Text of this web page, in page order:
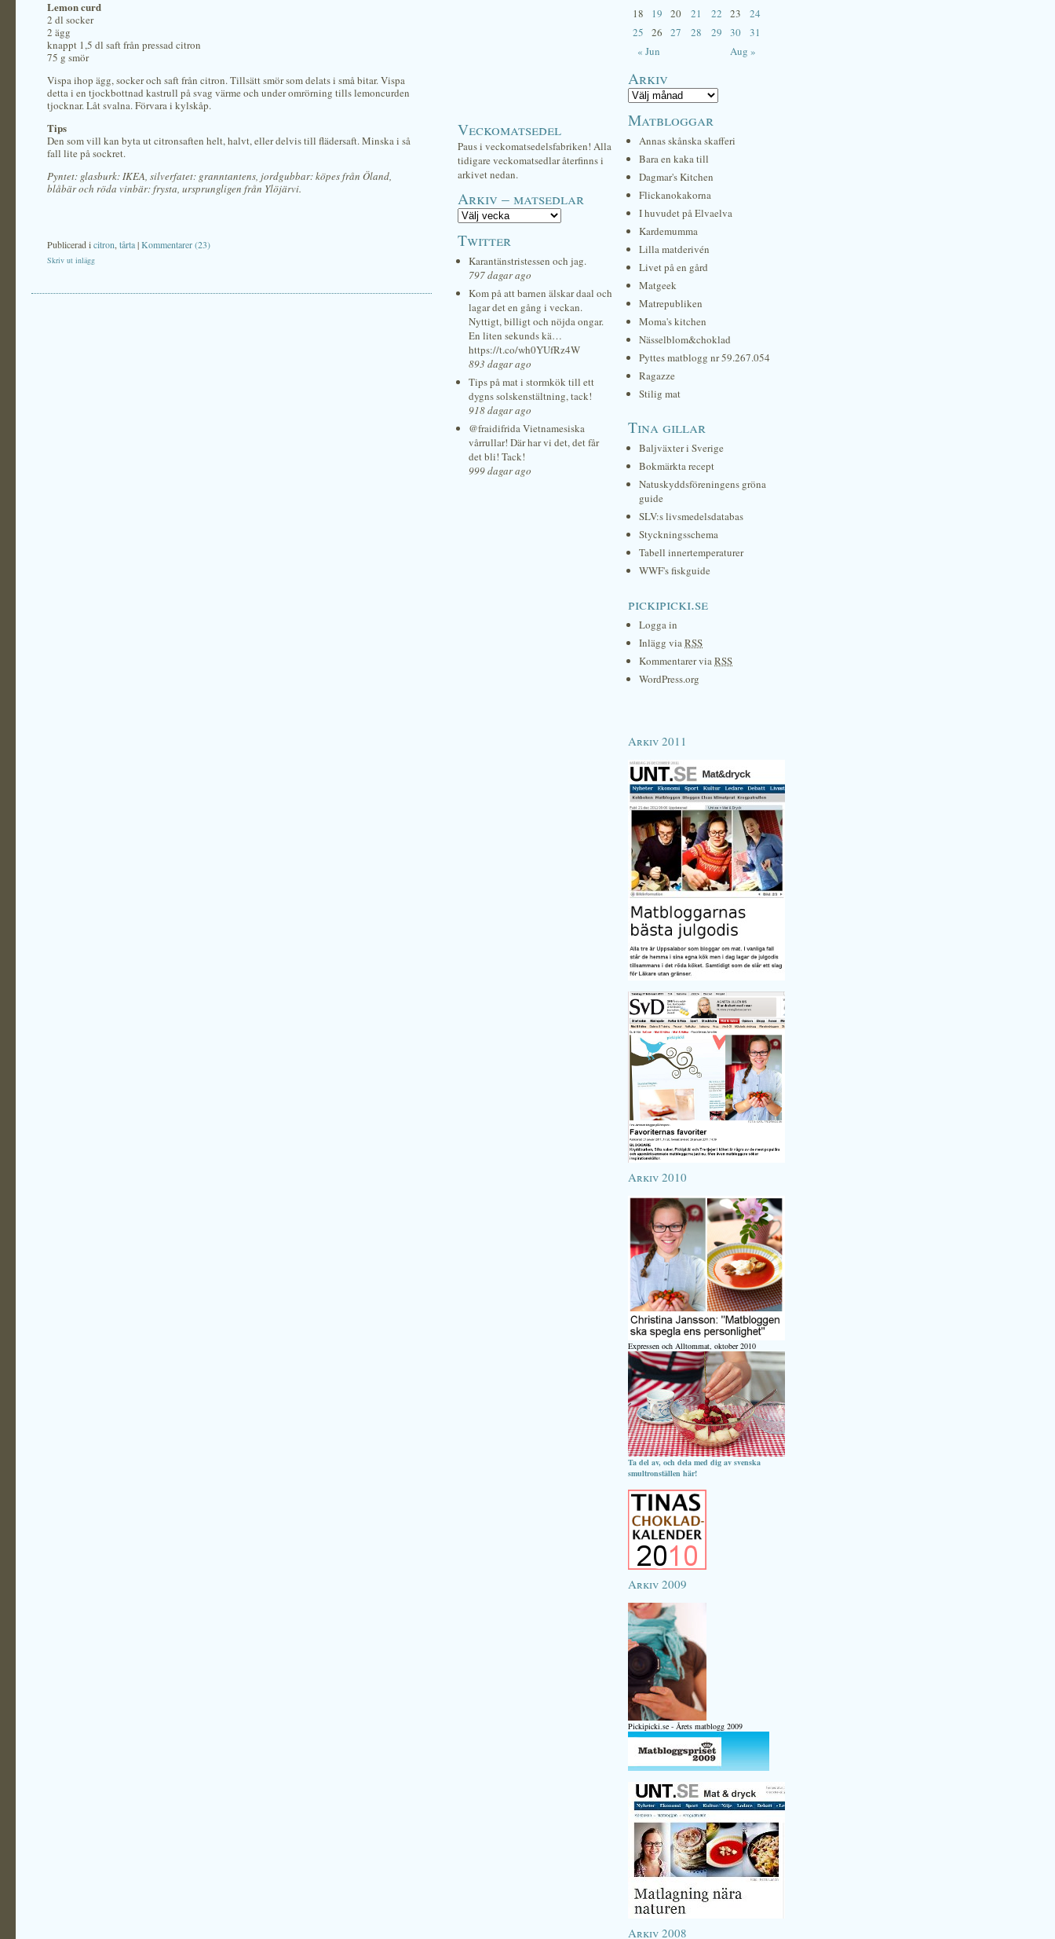
Lemon curd
2 dl socker
2 ägg
knappt 1,5 dl saft från pressad citron
75 g smör
Vispa ihop ägg, socker och saft från citron. Tillsätt smör som delats i små bitar. Vispa
detta i en tjockbottnad kastrull på svag värme och under omrörning tills lemoncurden
tjocknar. Låt svalna. Förvara i kylskåp.
Tips
Den som vill kan byta ut citronsaften helt, halvt, eller delvis till flädersaft. Minska i så
fall lite på sockret.
Pyntet: glasburk: IKEA, silverfatet: granntantens, jordgubbar: köpes från Öland,
blåbär och röda vinbär: frysta, ursprungligen från Ylöjärvi.
Publicerad icitron tårta|Kommentarer (23)
Skriv ut inlägg
Veckomatsedel
Paus i veckomatsedelsfabriken! Alla
tidigare veckomatsedlar återfinns i
arkivet nedan.
Arkiv – matsedlar
Twitter
Karantänstristessen och jag.
797 dagar ago
Kom på att barnen älskar daal och
lagar det en gång i veckan.
Nyttigt, billigt och nöjda ongar.
En liten sekunds kä…
https://t.co/wh0YUfRz4W
893 dagar ago
Tips på mat i stormkök till ett
dygns solskenstältning, tack!
918 dagar ago
@fraidifrida Vietnamesiska
vårrullar! Där har vi det, det får
det bli! Tack!
999 dagar ago
« Jun Aug »
18
19 20 21 22 23
24
25
26 27 28 29 30 31
Arkiv
Matbloggar
Annas skånska skafferi
Bara en kaka till
Dagmar's Kitchen
Flickanokakorna
I huvudet på Elvaelva
Kardemumma
Lilla matderivén
Livet på en gård
Matgeek
Matrepubliken
Moma's kitchen
Nässelblom&choklad
Pyttes matblogg nr 59.267.054
Ragazze
Stilig mat
Tina gillar
Baljväxter i Sverige
Bokmärkta recept
Natuskyddsföreningens gröna
guide
SLV:s livsmedelsdatabas
Styckningsschema
Tabell innertemperaturer
WWF's fiskguide
pickipicki.se
Logga in
Inlägg viaRSS
Kommentarer viaRSS
WordPress.org
Arkiv 2011
Arkiv 2010
Expressen och Alltommat, oktober 2010
Ta del av, och dela med dig av svenska
smultronställen här!
Arkiv 2009
Pickipicki.se - Årets matblogg 2009
Arkiv 2008